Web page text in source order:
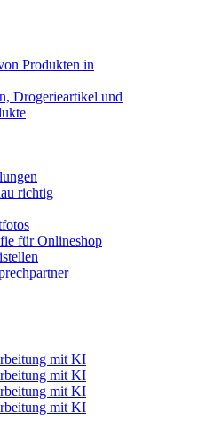
Produkten in
Drogerieartikel und
richtig
für Onlineshop